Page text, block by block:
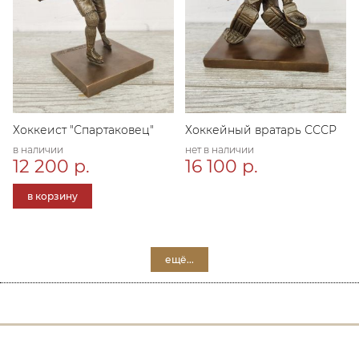
Хоккеист "Спартаковец"
в наличии
12 200 р.
в корзину
Хоккейный вратарь СССР
нет в наличии
16 100 р.
ещё...